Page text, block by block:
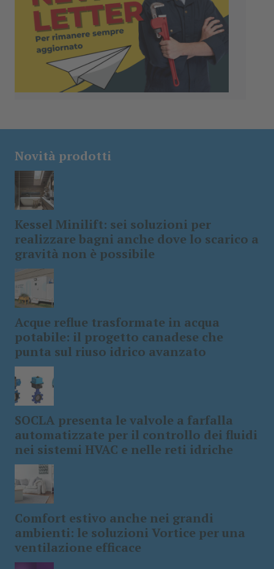
Novità prodotti
Kessel Minilift: sei soluzioni per
realizzare bagni anche dove lo scarico a
gravità non è possibile
Acque reflue trasformate in acqua
potabile: il progetto canadese che
punta sul riuso idrico avanzato
SOCLA presenta le valvole a farfalla
automatizzate per il controllo dei fluidi
nei sistemi HVAC e nelle reti idriche
Comfort estivo anche nei grandi
ambienti: le soluzioni Vortice per una
ventilazione efficace